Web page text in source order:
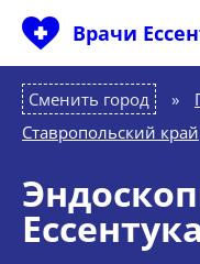
Врачи
Сменить город
Ставропольский край